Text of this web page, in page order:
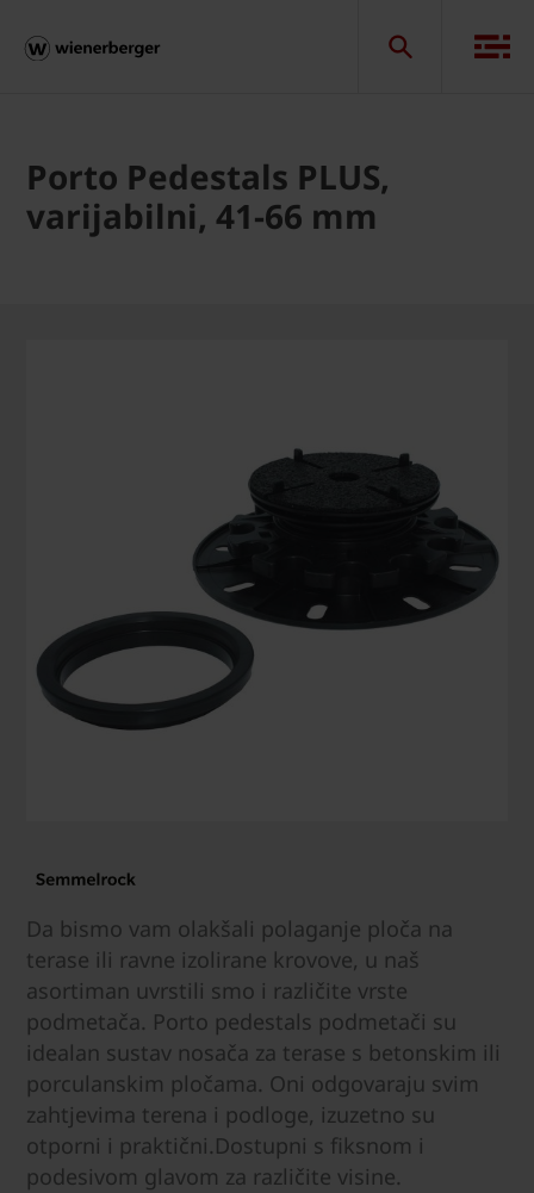
Porto Pedestals PLUS,
varijabilni, 41-66 mm
Da bismo vam olakšali polaganje ploča na
terase ili ravne izolirane krovove, u naš
asortiman uvrstili smo i različite vrste
podmetača. Porto pedestals podmetači su
idealan sustav nosača za terase s betonskim ili
porculanskim pločama. Oni odgovaraju svim
zahtjevima terena i podloge, izuzetno su
otporni i praktični.Dostupni s fiksnom i
podesivom glavom za različite visine.